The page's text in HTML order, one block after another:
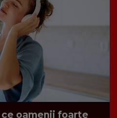
ce oamenii foarte